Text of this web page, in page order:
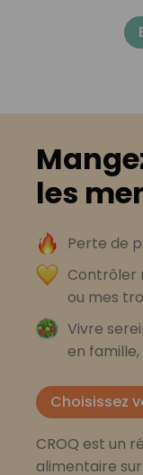
les
Perte de
Contrôler
ou mes
Vivre
en
Choisissez
CROQ est un
alimentaire